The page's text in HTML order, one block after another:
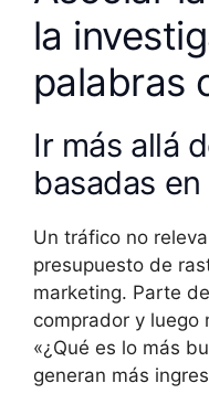
la
palabras
Ir más allá
basadas
Un tráfico no
presupuesto de
marketing. Parte
comprador y luego
«¿Qué es lo más
generan más